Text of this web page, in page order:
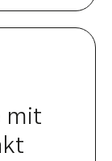
mit